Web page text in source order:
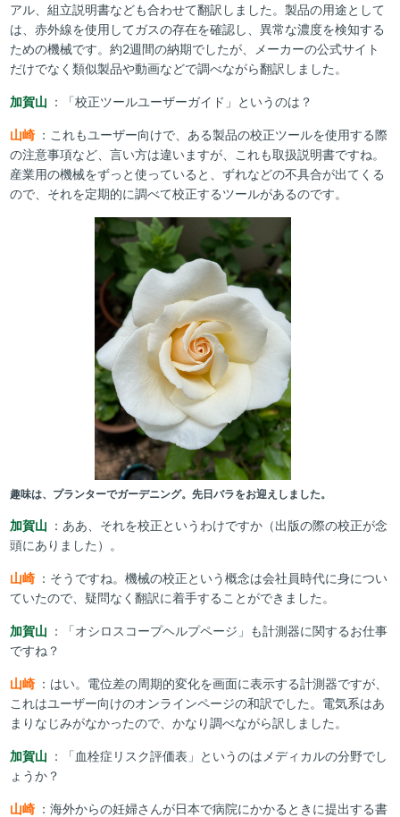
アル、組立説明書なども合わせて翻訳しました。製品の用途として
は、赤外線を使用してガスの存在を確認し、異常な濃度を検知する
ための機械です。約2週間の納期でしたが、メーカーの公式サイト
だけでなく類似製品や動画などで調べながら翻訳しました。
加賀山 ：「校正ツールユーザーガイド」というのは？
山崎 ：これもユーザー向けで、ある製品の校正ツールを使用する際
の注意事項など、言い方は違いますが、これも取扱説明書ですね。
産業用の機械をずっと使っていると、ずれなどの不具合が出てくる
ので、それを定期的に調べて校正するツールがあるのです。
趣味は、プランターでガーデニング。先日バラをお迎えしました。
加賀山 ：ああ、それを校正というわけですか（出版の際の校正が念
頭にありました）。
山崎 ：そうですね。機械の校正という概念は会社員時代に身につい
ていたので、疑問なく翻訳に着手することができました。
加賀山 ：「オシロスコープヘルプページ」も計測器に関するお仕事
ですね？
山崎 ：はい。電位差の周期的変化を画面に表示する計測器ですが、
これはユーザー向けのオンラインページの和訳でした。電気系はあ
まりなじみがなかったので、かなり調べながら訳しました。
加賀山 ：「血栓症リスク評価表」というのはメディカルの分野でし
ょうか？
山崎 ：海外からの妊婦さんが日本で病院にかかるときに提出する書